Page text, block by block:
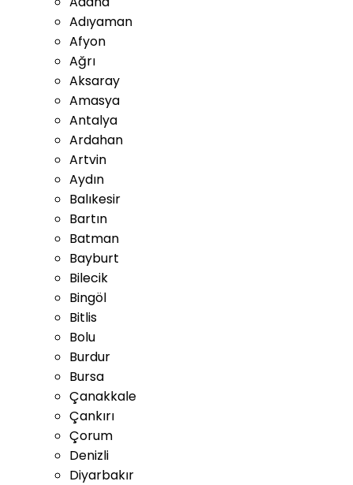
Adıyaman
Afyon
Ağrı
Aksaray
Amasya
Antalya
Ardahan
Artvin
Aydın
Balıkesir
Bartın
Batman
Bayburt
Bilecik
Bingöl
Bitlis
Bolu
Burdur
Bursa
Çanakkale
Çankırı
Çorum
Denizli
Diyarbakır